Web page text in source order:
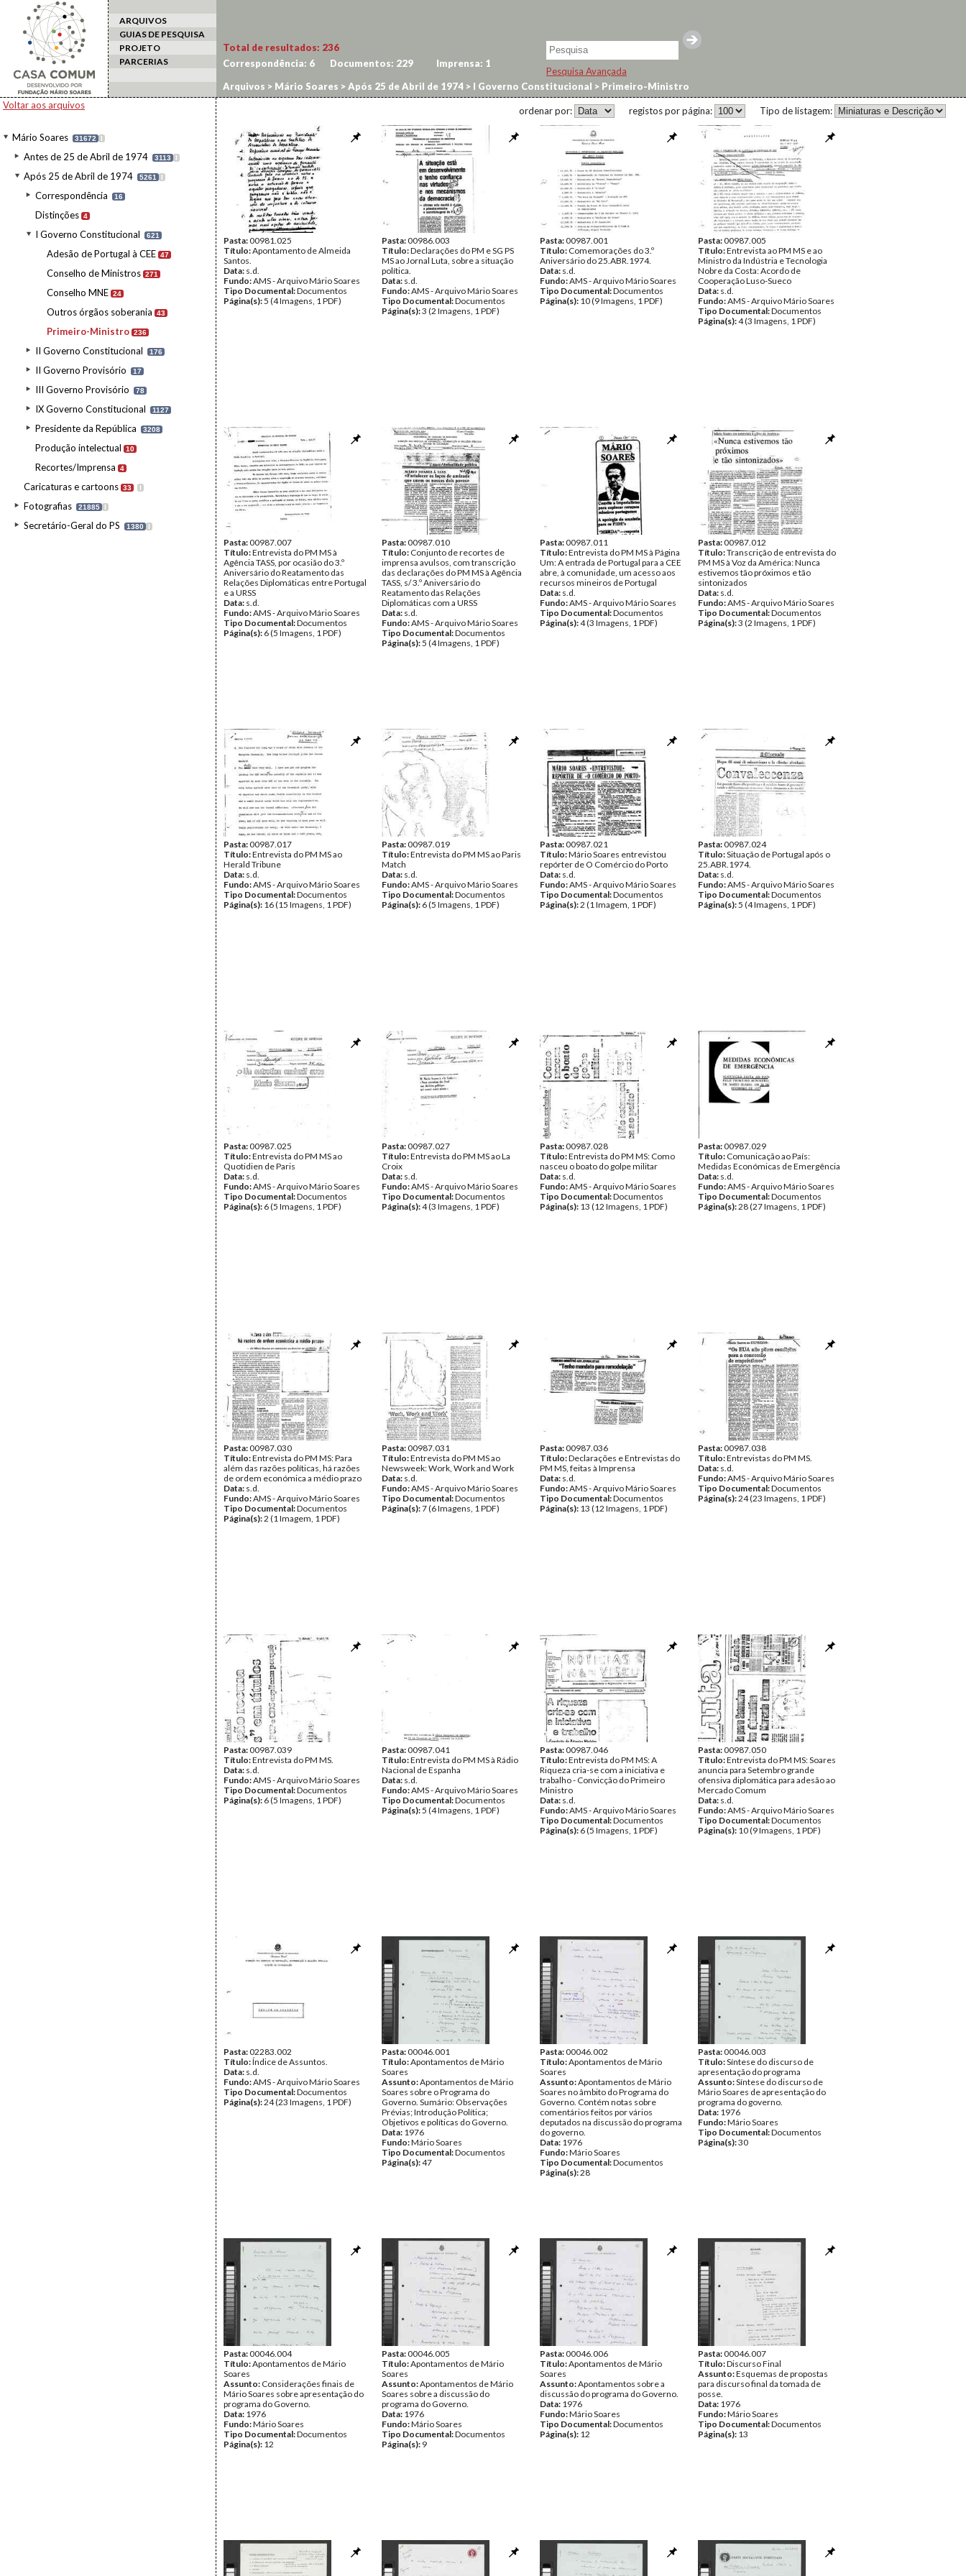
ARQUIVOS
GUIAS DE PESQUISA
PROJETO
PARCERIAS
Pesquisa Avançada
Voltar aos arquivos
Mário Soares 31672 I
Antes de 25 de Abril de 1974 3113 I
Após 25 de Abril de 1974 5261 I
Correspondência 16
Distinções 4
I Governo Constitucional 621
Adesão de Portugal à CEE 47
Conselho de Ministros 271
Conselho MNE 24
Outros órgãos soberania 43
Primeiro-Ministro 236
II Governo Constitucional 176
II Governo Provisório 17
III Governo Provisório 78
IX Governo Constitucional 1127
Presidente da República 3208
Produção intelectual 10
Recortes/Imprensa 4
Caricaturas e cartoons 33 I
Fotografias 21885 I
Secretário-Geral do PS 1380 I
Total de resultados: 236
Correspondência: 6 Documentos: 229 Imprensa: 1
Arquivos > Mário Soares >Após 25 de Abril de 1974 > I Governo Constitucional > Primeiro-Ministro
Tipo de listagem:
registos por página:
ordenar por:
Pasta:00981.025
Título:Apontamento de Almeida
Santos.
Data: s.d.
Fundo:AMS - Arquivo Mário Soares
Tipo Documental:Documentos
Página(s):5 (4 Imagens, 1 PDF)
Pasta:00986.003
Título:Declarações do PM e SG PS
MS ao Jornal Luta, sobre a situação
política.
Data: s.d.
Fundo:AMS - Arquivo Mário Soares
Tipo Documental:Documentos
Página(s):3 (2 Imagens, 1 PDF)
Pasta:00987.001
Título: Comemorações do 3.º
Aniversário do 25.ABR.1974.
Data: s.d.
Fundo:AMS - Arquivo Mário Soares
Tipo Documental:Documentos
Página(s): 10 (9 Imagens, 1 PDF)
Pasta:00987.005
Título:Entrevista ao PM MS e ao
Ministro da Indústria e Tecnologia
Nobre da Costa: Acordo de
Cooperação Luso-Sueco
Data: s.d.
Fundo:AMS - Arquivo Mário Soares
Tipo Documental:Documentos
Página(s):4 (3 Imagens, 1 PDF)
Pasta:00987.007
Título:Entrevista do PM MS à
Agência TASS, por ocasião do 3.º
Aniversário do Reatamento das
Relações Diplomáticas entre Portugal
e a URSS
Data: s.d.
Fundo:AMS - Arquivo Mário Soares
Tipo Documental:Documentos
Página(s): 6 (5 Imagens, 1 PDF)
Pasta:00987.010
Título: Conjunto de recortes de
imprensa avulsos, com transcrição
das declarações do PM MS à Agência
TASS, s/ 3.º Aniversário do
Reatamento das Relações
Diplomáticas com a URSS
Data: s.d.
Fundo:AMS - Arquivo Mário Soares
Tipo Documental:Documentos
Página(s):5 (4 Imagens, 1 PDF)
Pasta:00987.011
Título:Entrevista do PM MS à Página
Um: A entrada de Portugal para a CEE
abre, à comunidade, um acesso aos
recursos mineiros de Portugal
Data: s.d.
Fundo:AMS - Arquivo Mário Soares
Tipo Documental:Documentos
Página(s):4 (3 Imagens, 1 PDF)
Pasta:00987.012
Título:Transcrição de entrevista do
PM MS à Voz da América: Nunca
estivemos tão próximos e tão
sintonizados
Data: s.d.
Fundo:AMS - Arquivo Mário Soares
Tipo Documental:Documentos
Página(s):3 (2 Imagens, 1 PDF)
Pasta:00987.017
Título:Entrevista do PM MS ao
Herald Tribune
Data: s.d.
Fundo:AMS - Arquivo Mário Soares
Tipo Documental:Documentos
Página(s): 16 (15 Imagens, 1 PDF)
Pasta:00987.019
Título:Entrevista do PM MS ao Paris
Match
Data: s.d.
Fundo:AMS - Arquivo Mário Soares
Tipo Documental:Documentos
Página(s): 6 (5 Imagens, 1 PDF)
Pasta:00987.021
Título:Mário Soares entrevistou
repórter de O Comércio do Porto
Data: s.d.
Fundo:AMS - Arquivo Mário Soares
Tipo Documental:Documentos
Página(s):2 (1 Imagem, 1 PDF)
Pasta:00987.024
Título:Situação de Portugal após o
25.ABR.1974.
Data: s.d.
Fundo:AMS - Arquivo Mário Soares
Tipo Documental:Documentos
Página(s):5 (4 Imagens, 1 PDF)
Pasta:00987.025
Título:Entrevista do PM MS ao
Quotidien de Paris
Data: s.d.
Fundo:AMS - Arquivo Mário Soares
Tipo Documental:Documentos
Página(s): 6 (5 Imagens, 1 PDF)
Pasta:00987.027
Título:Entrevista do PM MS ao La
Croix
Data: s.d.
Fundo:AMS - Arquivo Mário Soares
Tipo Documental:Documentos
Página(s):4 (3 Imagens, 1 PDF)
Pasta:00987.028
Título:Entrevista do PM MS: Como
nasceu o boato do golpe militar
Data: s.d.
Fundo:AMS - Arquivo Mário Soares
Tipo Documental:Documentos
Página(s): 13 (12 Imagens, 1 PDF)
Pasta:00987.029
Título: Comunicação ao País:
Medidas Económicas de Emergência
Data: s.d.
Fundo:AMS - Arquivo Mário Soares
Tipo Documental:Documentos
Página(s):28 (27 Imagens, 1 PDF)
Pasta:00987.030
Título:Entrevista do PM MS: Para
além das razões políticas, há razões
de ordem económica a médio prazo
Data: s.d.
Fundo:AMS - Arquivo Mário Soares
Tipo Documental:Documentos
Página(s):2 (1 Imagem, 1 PDF)
Pasta:00987.031
Título:Entrevista do PM MS ao
Newsweek: Work, Work and Work
Data: s.d.
Fundo:AMS - Arquivo Mário Soares
Tipo Documental:Documentos
Página(s):7 (6 Imagens, 1 PDF)
Pasta:00987.036
Título:Declarações e Entrevistas do
PM MS, feitas à Imprensa
Data: s.d.
Fundo:AMS - Arquivo Mário Soares
Tipo Documental:Documentos
Página(s): 13 (12 Imagens, 1 PDF)
Pasta:00987.038
Título:Entrevistas do PM MS.
Data: s.d.
Fundo:AMS - Arquivo Mário Soares
Tipo Documental:Documentos
Página(s):24 (23 Imagens, 1 PDF)
Pasta:00987.039
Título:Entrevista do PM MS.
Data: s.d.
Fundo:AMS - Arquivo Mário Soares
Tipo Documental:Documentos
Página(s): 6 (5 Imagens, 1 PDF)
Pasta:00987.041
Título:Entrevista do PM MS à Rádio
Nacional de Espanha
Data: s.d.
Fundo:AMS - Arquivo Mário Soares
Tipo Documental:Documentos
Página(s):5 (4 Imagens, 1 PDF)
Pasta:00987.046
Título:Entrevista do PM MS: A
Riqueza cria-se com a iniciativa e
trabalho - Convicção do Primeiro
Ministro
Data: s.d.
Fundo:AMS - Arquivo Mário Soares
Tipo Documental:Documentos
Página(s): 6 (5 Imagens, 1 PDF)
Pasta:00987.050
Título:Entrevista do PM MS: Soares
anuncia para Setembro grande
ofensiva diplomática para adesão ao
Mercado Comum
Data: s.d.
Fundo:AMS - Arquivo Mário Soares
Tipo Documental:Documentos
Página(s): 10 (9 Imagens, 1 PDF)
Pasta:02283.002
Título:Índice de Assuntos.
Data: s.d.
Fundo:AMS - Arquivo Mário Soares
Tipo Documental:Documentos
Página(s):24 (23 Imagens, 1 PDF)
Pasta:00046.001
Título:Apontamentos de Mário
Soares
Assunto:Apontamentos de Mário
Soares sobre o Programa do
Governo. Sumário: Observações
Prévias; Introdução Política;
Objetivos e políticas do Governo.
Data: 1976
Fundo:Mário Soares
Tipo Documental:Documentos
Página(s):47
Pasta:00046.002
Título:Apontamentos de Mário
Soares
Assunto:Apontamentos de Mário
Soares no âmbito do Programa do
Governo. Contém notas sobre
comentários feitos por vários
deputados na discussão do programa
do governo.
Data: 1976
Fundo:Mário Soares
Tipo Documental:Documentos
Página(s):28
Pasta:00046.003
Título:Síntese do discurso de
apresentação do programa
Assunto:Síntese do discurso de
Mário Soares de apresentação do
programa do governo.
Data: 1976
Fundo:Mário Soares
Tipo Documental:Documentos
Página(s):30
Pasta:00046.004
Título:Apontamentos de Mário
Soares
Assunto: Considerações finais de
Mário Soares sobre apresentação do
programa do Governo.
Data: 1976
Fundo:Mário Soares
Tipo Documental:Documentos
Página(s): 12
Pasta:00046.005
Título:Apontamentos de Mário
Soares
Assunto:Apontamentos de Mário
Soares sobre a discussão do
programa do Governo.
Data: 1976
Fundo:Mário Soares
Tipo Documental:Documentos
Página(s): 9
Pasta:00046.006
Título:Apontamentos de Mário
Soares
Assunto:Apontamentos sobre a
discussão do programa do Governo.
Data: 1976
Fundo:Mário Soares
Tipo Documental:Documentos
Página(s): 12
Pasta:00046.007
Título:Discurso Final
Assunto:Esquemas de propostas
para discurso final da tomada de
posse.
Data: 1976
Fundo:Mário Soares
Tipo Documental:Documentos
Página(s): 13